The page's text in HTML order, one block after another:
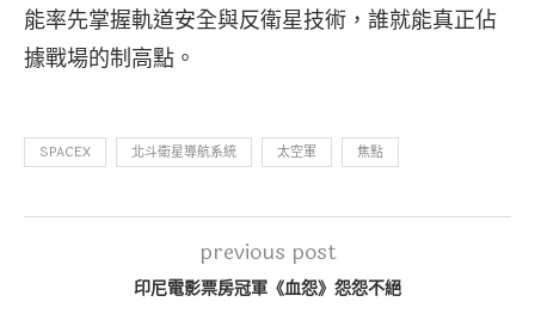
能率先掌握軌道安全與反衛星技術，誰就能真正佔
據戰場的制高點。
SPACEX 北斗衛星導航系統 太空軍 焦點
previous post
印尼電影票房冠軍《血怨》怨怨不絕